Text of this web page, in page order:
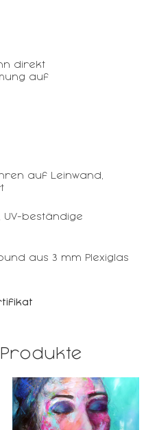
direkt
auf
auf Leinwand,
beständige
aus 3 mm Plexiglas